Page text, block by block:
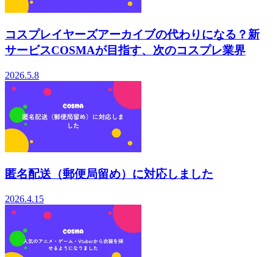
コスプレイヤーズアーカイブの代わりになる？新
サービスCOSMAが目指す、次のコスプレ業界
2026.5.8
匿名配送（郵便局留め）に対応しました
2026.4.15